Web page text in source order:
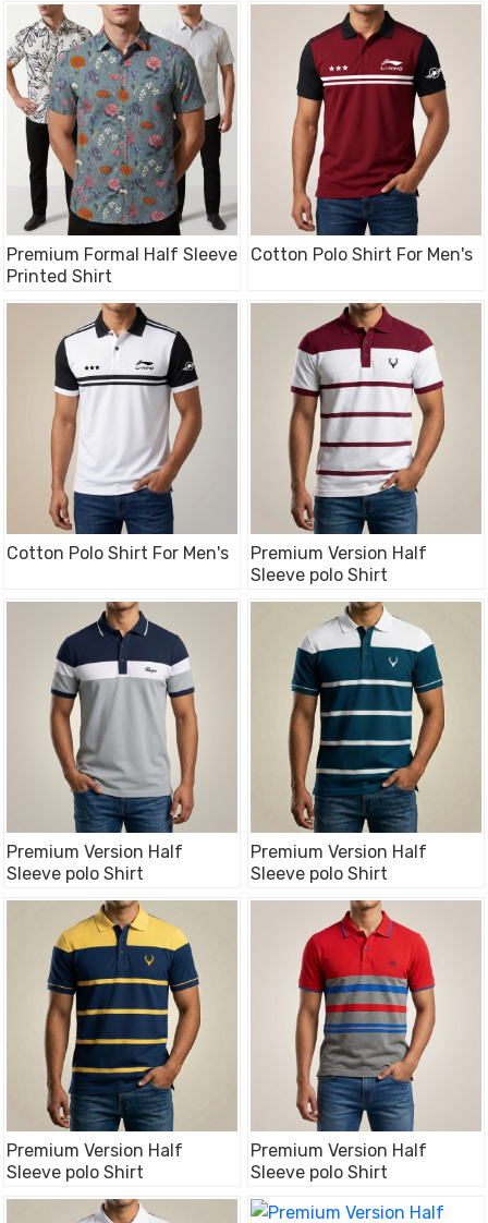
Premium Formal Half Sleeve
Printed Shirt
Cotton Polo Shirt For Men's
Cotton Polo Shirt For Men's
Premium Version Half
Sleeve polo Shirt
Premium Version Half
Sleeve polo Shirt
Premium Version Half
Sleeve polo Shirt
Premium Version Half
Sleeve polo Shirt
Premium Version Half
Sleeve polo Shirt